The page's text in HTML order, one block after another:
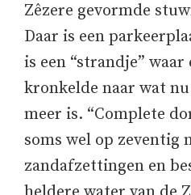
Zêzere gevormde
Daar is een
is een “strandje”
kronkelde naar wat
meer is. “Complete
soms wel op zeventig
zandafzettingen en